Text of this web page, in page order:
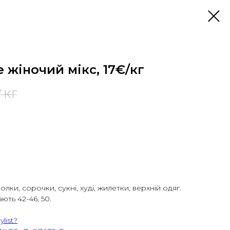
мікс, 17€/кг
КГ
сорочки, сукні, худі, жилетки, верхній одяг.
42-46, 50.